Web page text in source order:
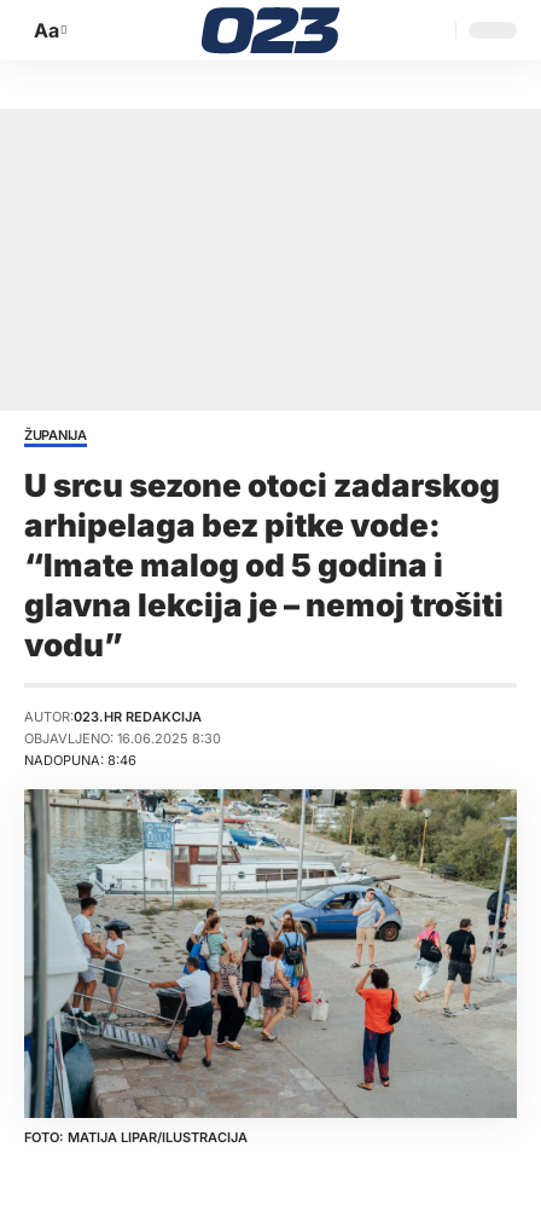
Promijeni
Aa
ŽUPANIJA
U srcu sezone otoci zadarskog
arhipelaga bez pitke vode:
“Imate malog od 5 godina i
glavna lekcija je – nemoj trošiti
vodu”
NADOPUNA: 8:46
AUTOR:023.HR REDAKCIJA
OBJAVLJENO: 16.06.2025 8:30
MATIJA LIPAR/ILUSTRACIJA